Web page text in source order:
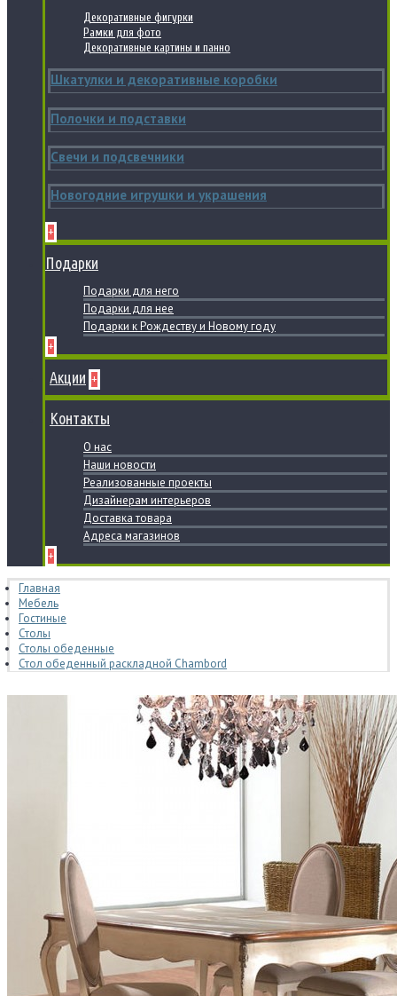
Декоративные фигурки
Рамки для фото
Декоративные картины и панно
Шкатулки и декоративные коробки
Полочки и подставки
Свечи и подсвечники
Новогодние игрушки и украшения
+
Подарки
Подарки для него
Подарки для нее
Подарки к Рождеству и Новому году
+
Акции +
Контакты
О нас
Наши новости
Реализованные проекты
Дизайнерам интерьеров
Доставка товара
Адреса магазинов
+
Главная
Мебель
Гостиные
Столы
Столы обеденные
Стол обеденный раскладной Chambord